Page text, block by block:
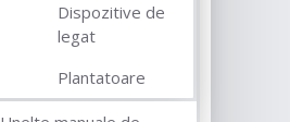
Dispozitive de
legat
Plantatoare